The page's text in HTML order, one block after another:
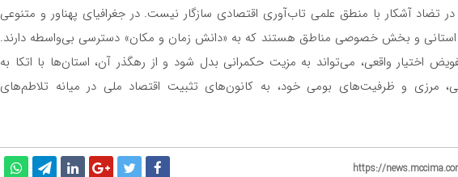
تضاد آشکار با منطق علمی تاب‌آوری اقتصادی سازگار نیست. در جغرافیای پهناور و متنوعی
استانی و بخش خصوصی مناطق هستند که به «دانش زمان و مکان» دسترسی بی‌واسطه دارند.
اختیار واقعی، می‌تواند به مزیت حکمرانی بدل شود و از رهگذر آن، استان‌ها با اتکا به
مرزی و ظرفیت‌های بومی خود، به کانون‌های تثبیت اقتصاد ملی در میانه تلاطم‌های
https://